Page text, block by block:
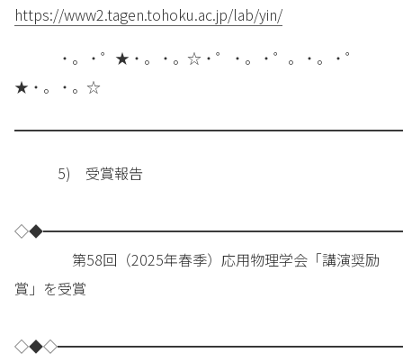
https://www2.tagen.tohoku.ac.jp/lab/yin/
・。・゜★・。・。☆・゜・。・゜。・。・゜
★・。・。☆
5) 受賞報告
第58回（2025年春季）応用物理学会「講演奨励
賞」を受賞